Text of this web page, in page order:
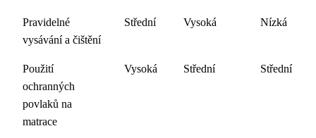
Pravidelné
vysávání a čištění
Střední Vysoká Nízká
Použití
ochranných
povlaků na
matrace
Vysoká Střední Střední